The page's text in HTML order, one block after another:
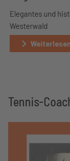
Elegantes und
Westerwald
Tennis-